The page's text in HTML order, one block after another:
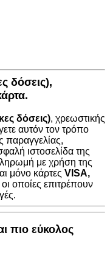
δόσεις),
δόσεις), χρεωστικής
αυτόν τον τρόπο
παραγγελίας,
ιστοσελίδα της
με χρήση της
μόνο κάρτες VISA,
οι οποίες επιτρέπουν
πιο εύκολος